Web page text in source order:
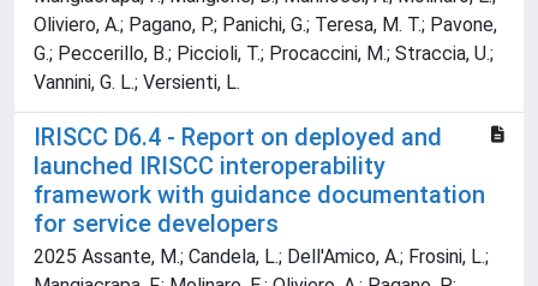
Oliviero, A.; Pagano, P.; Panichi, G.; Teresa, M. T.; Pavone,
G.; Peccerillo, B.; Piccioli, T.; Procaccini, M.; Straccia, U.;
Vannini, G. L.; Versienti, L.
IRISCC D6.4 - Report on deployed and
launched IRISCC interoperability
framework with guidance documentation
for service developers
2025 Assante, M.; Candela, L.; Dell'Amico, A.; Frosini, L.;